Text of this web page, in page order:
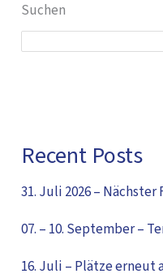
Suchen
Recent Posts
31. Juli 2026 –
07. – 10. September –
16. Juli – Plätze erneut